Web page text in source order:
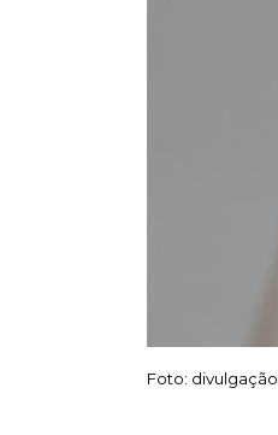
Foto: divulgação